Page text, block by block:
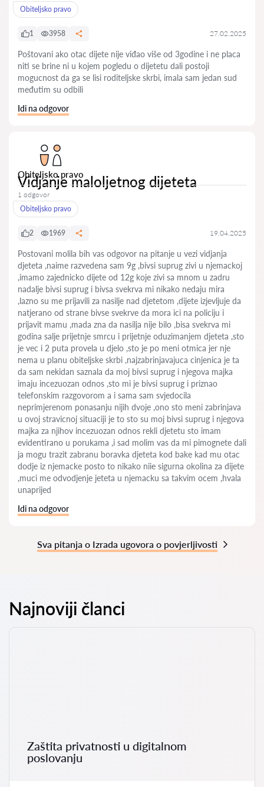
Obiteljsko pravo
1 3958 27.02.2025
Poštovani ako otac dijete nije viđao više od 3godine i ne placa
niti se brine ni u kojem pogledu o dijetetu dali postoji
mogucnost da ga se lisi roditeljske skrbi, imala sam jedan sud
međutim su odbili
Idi na odgovor
Obiteljsko pravo
Vidjanje maloljetnog dijeteta
1 odgovor
Obiteljsko pravo
2 1969 19.04.2025
Postovani molila bih vas odgovor na pitanje u vezi vidjanja
djeteta ,naime razvedena sam 9g ,bivsi suprug zivi u njemackoj
,imamo zajednicko dijete od 12g koje zivi sa mnom u zadru
nadalje bivsi suprug i bivsa svekrva mi nikako nedaju mira
,lazno su me prijavili za nasilje nad djetetom ,dijete izjevljuje da
natjerano od strane bivse svekrve da mora ici na policiju i
prijavit mamu ,mada zna da nasilja nije bilo ,bisa svekrva mi
godina salje prijetnje smrcu i prijetnje oduzimanjem djeteta ,sto
je vec i 2 puta provela u djelo ,sto je po meni otmica jer nje
nema u planu obiteljske skrbi ,najzabrinjavajuca cinjenica je ta
da sam nekidan saznala da moj bivsi suprug i njegova majka
imaju incezuozan odnos ,sto mi je bivsi suprug i priznao
telefonskim razgovorom a i sama sam svjedocila
neprimjerenom ponasanju nijih dvoje ,ono sto meni zabrinjava
u ovoj stravicnoj situaciji je to sto su moj bivsi suprug i njegova
majka za njihov incezuozan odnos rekli djetetu sto imam
evidentirano u porukama ,i sad molim vas da mi pimognete dali
ja mogu trazit zabranu boravka djeteta kod bake kad mu otac
dodje iz njemacke posto to nikako niie sigurna okolina za dijete
,muci me odvodjenje jeteta u njemacku sa takvim ocem ,hvala
unaprijed
Idi na odgovor
Sva pitanja o Izrada ugovora o povjerljivosti
Najnoviji članci
Zaštita privatnosti u digitalnom
poslovanju